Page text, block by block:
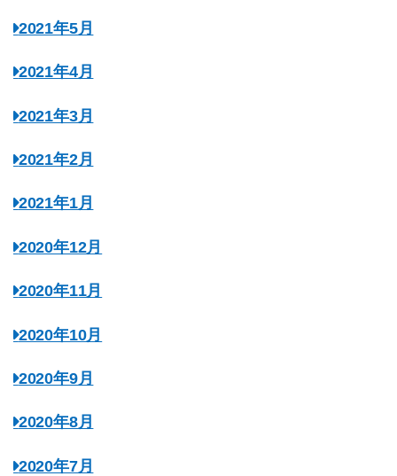
2021年5月
2021年4月
2021年3月
2021年2月
2021年1月
2020年12月
2020年11月
2020年10月
2020年9月
2020年8月
2020年7月